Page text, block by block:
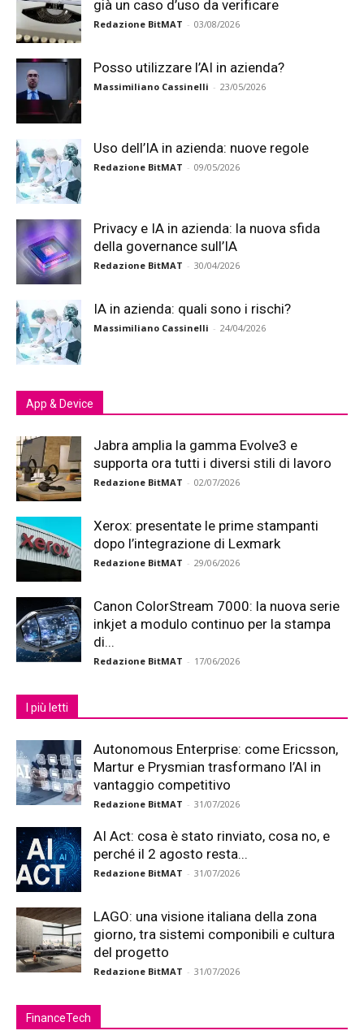
già un caso d’uso da verificare
Redazione BitMAT - 03/08/2026
Posso utilizzare l’AI in azienda?
Massimiliano Cassinelli - 23/05/2026
Uso dell’IA in azienda: nuove regole
Redazione BitMAT - 09/05/2026
Privacy e IA in azienda: la nuova sfida
della governance sull’IA
Redazione BitMAT - 30/04/2026
IA in azienda: quali sono i rischi?
Massimiliano Cassinelli - 24/04/2026
App & Device
Jabra amplia la gamma Evolve3 e
supporta ora tutti i diversi stili di lavoro
Redazione BitMAT - 02/07/2026
Xerox: presentate le prime stampanti
dopo l’integrazione di Lexmark
Redazione BitMAT - 29/06/2026
Canon ColorStream 7000: la nuova serie
inkjet a modulo continuo per la stampa
di...
Redazione BitMAT - 17/06/2026
I più letti
Autonomous Enterprise: come Ericsson,
Martur e Prysmian trasformano l’AI in
vantaggio competitivo
Redazione BitMAT - 31/07/2026
AI Act: cosa è stato rinviato, cosa no, e
perché il 2 agosto resta...
Redazione BitMAT - 31/07/2026
LAGO: una visione italiana della zona
giorno, tra sistemi componibili e cultura
del progetto
Redazione BitMAT - 31/07/2026
FinanceTech